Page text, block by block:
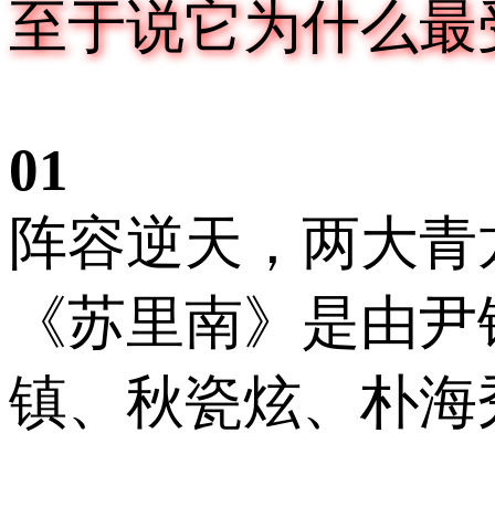
至于说它为什么
01
阵容逆天，两大
《苏里南》是由
镇、秋瓷炫、朴